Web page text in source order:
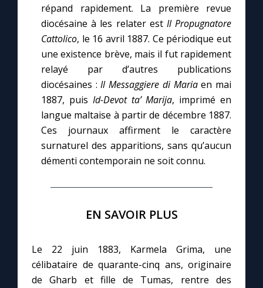
répand rapidement. La première revue
diocésaine à les relater est Il Propugnatore
Cattolico, le 16 avril 1887. Ce périodique eut
une existence brève, mais il fut rapidement
relayé par d’autres publications
diocésaines :Il Messaggiere di Mariaen mai
1887, puis Id-Devot ta’ Marija, imprimé en
langue maltaise à partir de décembre 1887.
Ces journaux affirment le caractère
surnaturel des apparitions, sans qu’aucun
démenti contemporain ne soit connu.
EN SAVOIR PLUS
Le 22 juin 1883, Karmela Grima, une
célibataire de quarante-cinq ans, originaire
de Gharb et fille de Tumas, rentre des